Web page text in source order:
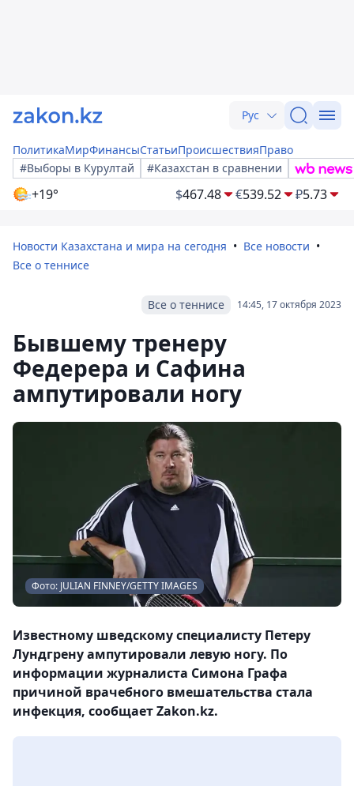
Рус
ПолитикаМирФинансыСтатьиПроисшествияПраво
#Выборы в Курултай
#Казахстан в сравнении
+19° $467.48 €539.52 ₽5.73
Новости Казахстана и мира на сегодня
Все новости
Все о теннисе
14:45, 17 октября 2023
Все о теннисе
Бывшему тренеру
Федерера и Сафина
ампутировали ногу
Фото: JULIAN FINNEY/GETTY IMAGES
Известному шведскому специалисту Петеру
Лундгрену ампутировали левую ногу. По
информации журналиста Симона Графа
причиной врачебного вмешательства стала
инфекция, сообщает Zakon.kz.